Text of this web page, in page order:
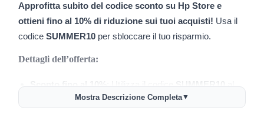
Approfitta subito del codice sconto su Hp Store e
ottieni fino al 10% di riduzione sui tuoi acquisti! Usa il
codice SUMMER10 per sbloccare il tuo risparmio.
Dettagli dell’offerta:
Sconto fino al 10%: Utilizza il codiceSUMMER10al
momento dell’acquisto per ottenere uno sconto
Mostra Descrizione Completa▼